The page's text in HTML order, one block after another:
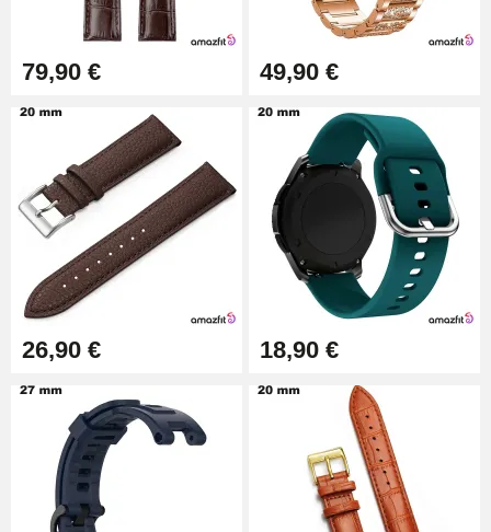
Kit Réparation Montre Débutant
Pied à Coulisse Numérique
9,90 €
Kit Horlogerie Débutant
Marteau Horloger pour Goupille
Kit pour Réduire Bracelet
79,90 € 49,90 €
26,90 € 18,90 €